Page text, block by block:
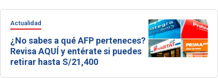
Actualidad
¿No sabes a qué AFP perteneces?
Revisa AQUÍ y entérate si puedes
retirar hasta S/21,400